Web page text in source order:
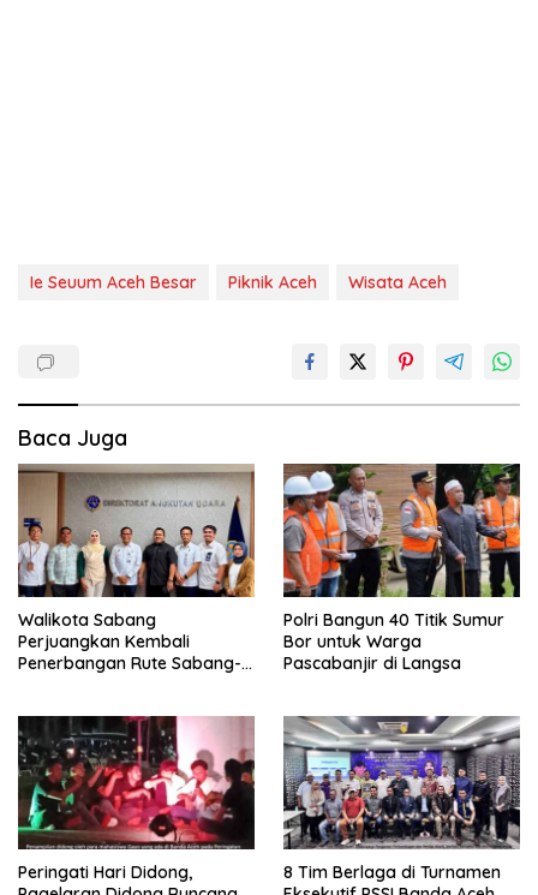
Ie Seuum Aceh Besar Piknik Aceh Wisata Aceh
Baca Juga
Walikota Sabang
Perjuangkan Kembali
Penerbangan Rute Sabang-
Polri Bangun 40 Titik Sumur
Bor untuk Warga
Pascabanjir di Langsa
Peringati Hari Didong,
8 Tim Berlaga di Turnamen